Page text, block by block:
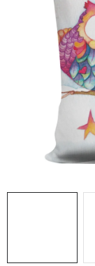
PREDSIENE
PRACOVŇA /
DETSKÉ A
DOPLNKY A
ZÁHRADA